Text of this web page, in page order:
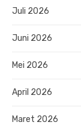
Juli 2026
Juni 2026
Mei 2026
April 2026
Maret 2026